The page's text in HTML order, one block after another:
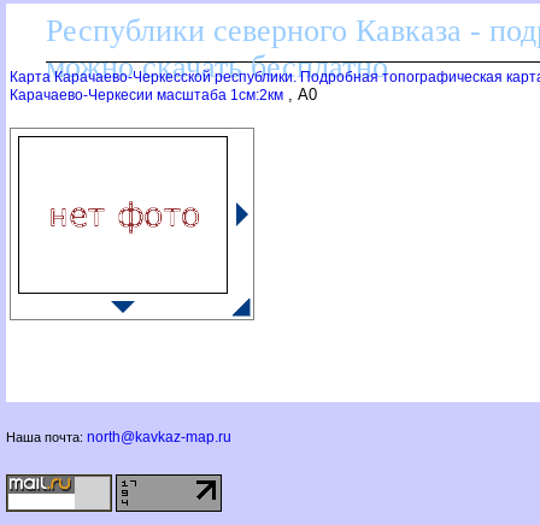
Республики северного Кавказа -
можно скачать бесплатно
Карта Карачаево-Черкесской республики. Подробная топографическая
Карачаево-Черкесии масштаба 1см:2км , A0
Наша почта: north@kavkaz-map.ru